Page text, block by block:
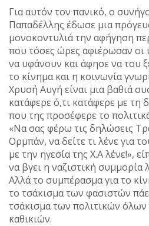
Για αυτόν τον πανικό, ο
Παπαδέλλης έδωσε μια
μονοκοντυλιά την αφήγηση
που τόσες ώρες αφιέρωσαν οι
να υφάνουν και άφησε να του
το κίνημα και η κοινωνία
Χρυσή Αυγή είναι μια βαθιά
κατάφερε ό,τι κατάφερε με τη
που της προσέφερε το
«Να σας φέρω τις δηλώσεις
Ορμπάν, να δείτε τι λένε για
με την ηγεσία της Χ.Α λένε!»,
να βγει η ναζιστική συμμορία
Αλλά το συμπέρασμα για το
το τσάκισμα των φασιστών
τσάκισμα των πολιτικών
καθικιών.